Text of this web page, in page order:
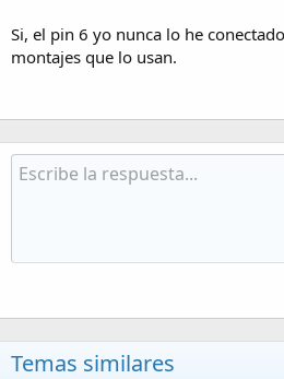
Si, el pin 6 yo nunca lo he
montajes que lo usan.
Temas similares